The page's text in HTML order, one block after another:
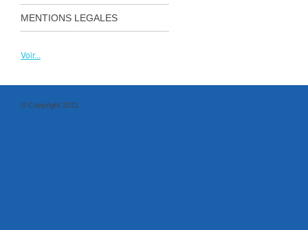
MENTIONS LEGALES
Voir...
© Copyright 2011